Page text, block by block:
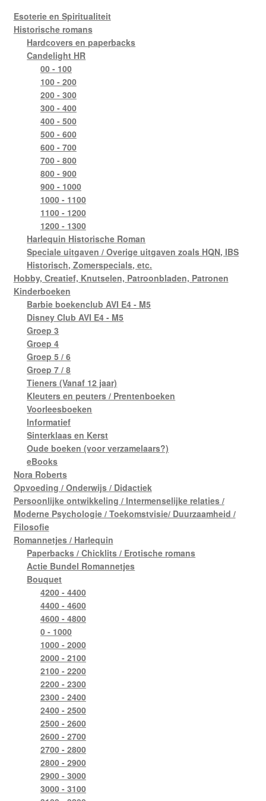
Esoterie en Spiritualiteit
Historische romans
Hardcovers en paperbacks
Candelight HR
00 - 100
100 - 200
200 - 300
300 - 400
400 - 500
500 - 600
600 - 700
700 - 800
800 - 900
900 - 1000
1000 - 1100
1100 - 1200
1200 - 1300
Harlequin Historische Roman
Speciale uitgaven / Overige uitgaven zoals HQN, IBS
Historisch, Zomerspecials, etc.
Hobby, Creatief, Knutselen, Patroonbladen, Patronen
Kinderboeken
Barbie boekenclub AVI E4 - M5
Disney Club AVI E4 - M5
Groep 3
Groep 4
Groep 5 / 6
Groep 7 / 8
Tieners (Vanaf 12 jaar)
Kleuters en peuters / Prentenboeken
Voorleesboeken
Informatief
Sinterklaas en Kerst
Oude boeken (voor verzamelaars?)
eBooks
Nora Roberts
Opvoeding / Onderwijs / Didactiek
Persoonlijke ontwikkeling / Intermenselijke relaties /
Moderne Psychologie / Toekomstvisie/ Duurzaamheid /
Filosofie
Romannetjes / Harlequin
Paperbacks / Chicklits / Erotische romans
Actie Bundel Romannetjes
Bouquet
4200 - 4400
4400 - 4600
4600 - 4800
0 - 1000
1000 - 2000
2000 - 2100
2100 - 2200
2200 - 2300
2300 - 2400
2400 - 2500
2500 - 2600
2600 - 2700
2700 - 2800
2800 - 2900
2900 - 3000
3000 - 3100